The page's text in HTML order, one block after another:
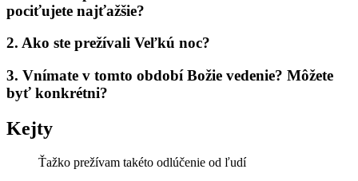
pociťujete najťažšie?
2. Ako ste prežívali Veľkú noc?
3. Vnímate v tomto období Božie vedenie? Môžete
byť konkrétni?
Kejty
Ťažko prežívam takéto odlúčenie od ľudí